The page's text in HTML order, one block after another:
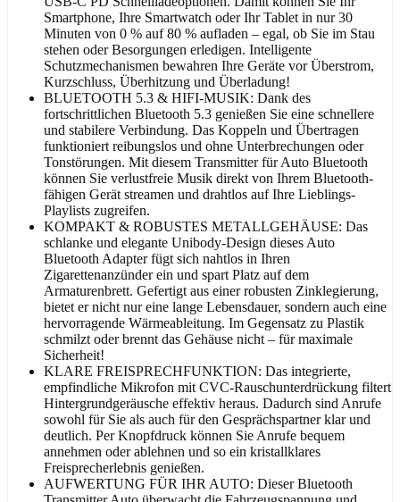
Smartphone, Ihre Smartwatch oder Ihr Tablet in nur 30
Minuten von 0 % auf 80 % aufladen – egal, ob Sie im Stau
stehen oder Besorgungen erledigen. Intelligente
Schutzmechanismen bewahren Ihre Geräte vor Überstrom,
Kurzschluss, Überhitzung und Überladung!
BLUETOOTH 5.3 & HIFI-MUSIK: Dank des
fortschrittlichen Bluetooth 5.3 genießen Sie eine schnellere
und stabilere Verbindung. Das Koppeln und Übertragen
funktioniert reibungslos und ohne Unterbrechungen oder
Tonstörungen. Mit diesem Transmitter für Auto Bluetooth
können Sie verlustfreie Musik direkt von Ihrem Bluetooth-
fähigen Gerät streamen und drahtlos auf Ihre Lieblings-
Playlists zugreifen.
KOMPAKT & ROBUSTES METALLGEHÄUSE: Das
schlanke und elegante Unibody-Design dieses Auto
Bluetooth Adapter fügt sich nahtlos in Ihren
Zigarettenanzünder ein und spart Platz auf dem
Armaturenbrett. Gefertigt aus einer robusten Zinklegierung,
bietet er nicht nur eine lange Lebensdauer, sondern auch eine
hervorragende Wärmeableitung. Im Gegensatz zu Plastik
schmilzt oder brennt das Gehäuse nicht – für maximale
Sicherheit!
KLARE FREISPRECHFUNKTION: Das integrierte,
empfindliche Mikrofon mit CVC-Rauschunterdrückung filtert
Hintergrundgeräusche effektiv heraus. Dadurch sind Anrufe
sowohl für Sie als auch für den Gesprächspartner klar und
deutlich. Per Knopfdruck können Sie Anrufe bequem
annehmen oder ablehnen und so ein kristallklares
Freisprecherlebnis genießen.
AUFWERTUNG FÜR IHR AUTO: Dieser Bluetooth